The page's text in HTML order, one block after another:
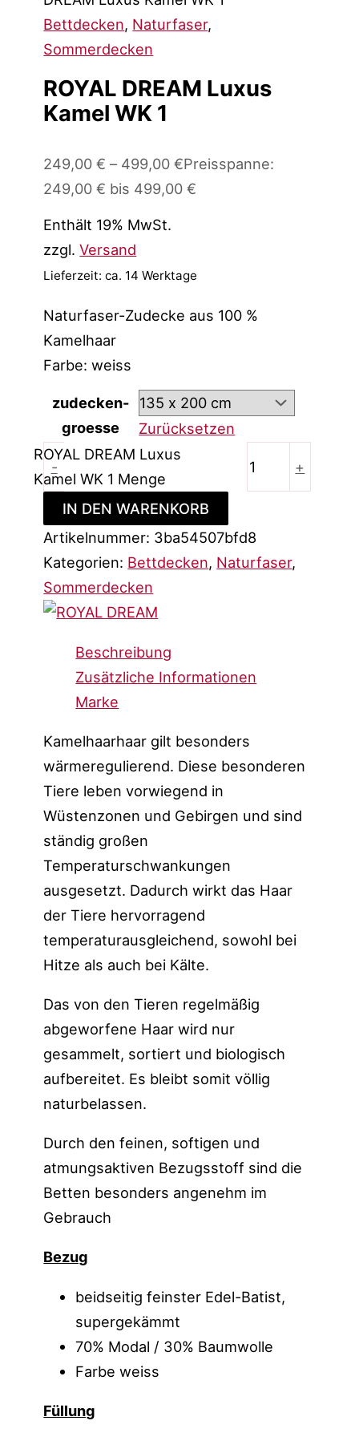
Bettdecken, Naturfaser,
Sommerdecken
ROYAL DREAM Luxus
Kamel WK 1
249,00€ – 499,00€Preisspanne:
249,00 € bis 499,00 €
Enthält 19% MwSt.
zzgl.Versand
Lieferzeit: ca. 14 Werktage
Naturfaser-Zudecke aus 100 %
Kamelhaar
Farbe: weiss
zudecken-
groesse
Zurücksetzen
-
ROYAL DREAM Luxus
Kamel WK 1 Menge
+
IN DEN WARENKORB
Artikelnummer: 3ba54507bfd8
Kategorien: Bettdecken, Naturfaser,
Sommerdecken
Beschreibung
Zusätzliche Informationen
Marke
Kamelhaarhaar gilt besonders
wärmeregulierend. Diese besonderen
Tiere leben vorwiegend in
Wüstenzonen und Gebirgen und sind
ständig großen
Temperaturschwankungen
ausgesetzt. Dadurch wirkt das Haar
der Tiere hervorragend
temperaturausgleichend, sowohl bei
Hitze als auch bei Kälte.
Das von den Tieren regelmäßig
abgeworfene Haar wird nur
gesammelt, sortiert und biologisch
aufbereitet. Es bleibt somit völlig
naturbelassen.
Durch den feinen, softigen und
atmungsaktiven Bezugsstoff sind die
Betten besonders angenehm im
Gebrauch
Bezug
beidseitig feinster Edel-Batist,
supergekämmt
70% Modal / 30% Baumwolle
Farbe weiss
Füllung